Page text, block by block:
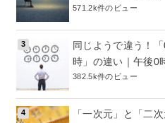
571.2k件のビュー
同じようで違う！
時」の違い｜午後0
382.5k件のビュー
「一次元」と「二